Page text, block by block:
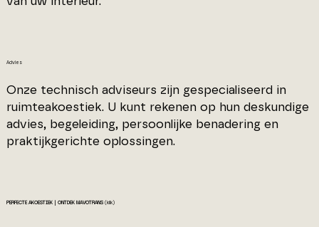
Advies
Onze technisch adviseurs zijn gespecialiseerd in
ruimteakoestiek. U kunt rekenen op hun deskundige
advies, begeleiding, persoonlijke benadering en
praktijkgerichte oplossingen.
PERFECTE AKOESTIEK | ONTDEK MAVOTRANS(klik)